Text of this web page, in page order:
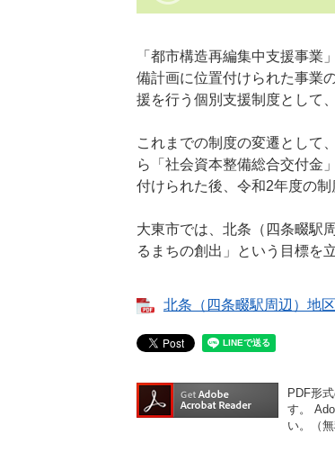
「都市構造再編集中支援事
備計画に位置付けられた事業
援を行う個別支援制度として
これまでの制度の変遷として
ら「社会資本整備総合交付金
付けられた後、令和2年度の
大東市では、北条（四条畷駅
るまちの創出」という目標を
北条（四条畷駅周辺）地
PDF形
す。
い。（無